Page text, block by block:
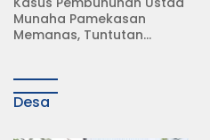
balikan Akal Sehat Ahli
Dalam Kasus Ijasah
Desa